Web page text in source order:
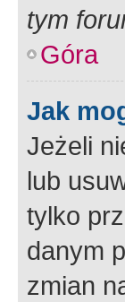
tym
Góra
Jak
Jeżeli
lub
tylko
danym
zmian